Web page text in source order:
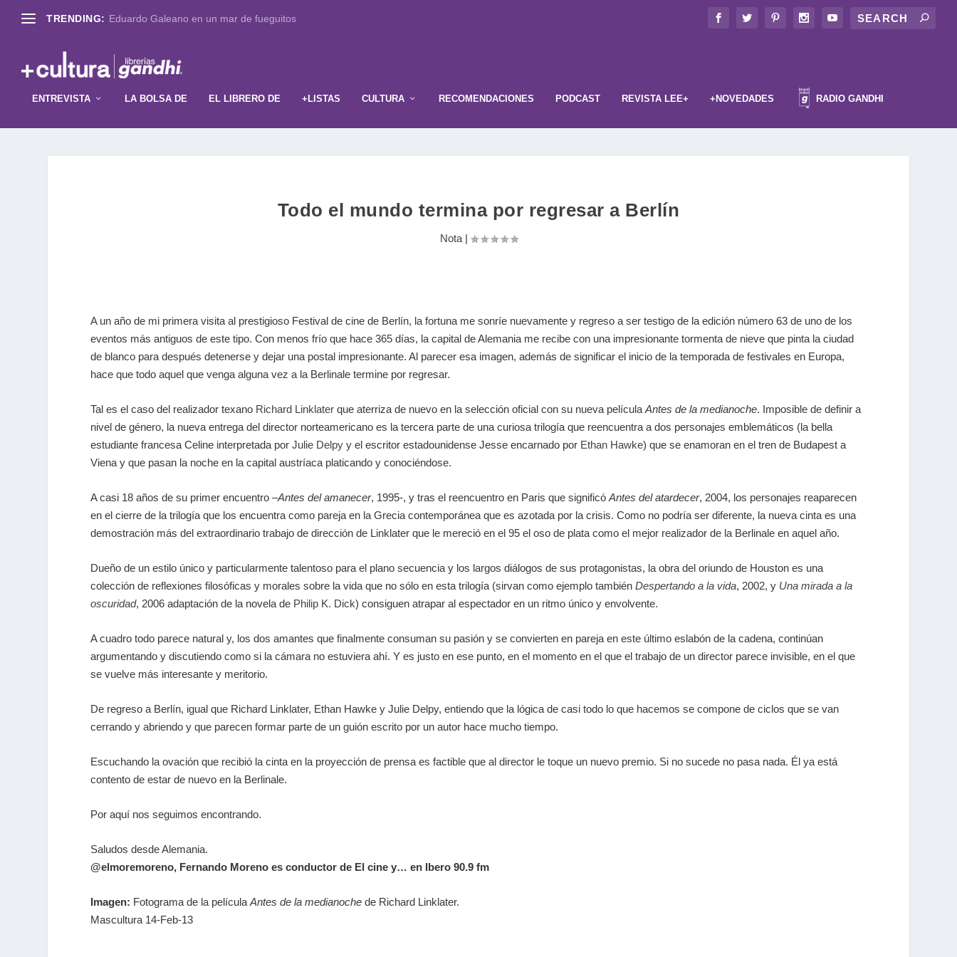
TRENDING: Eduardo Galeano en un mar de fueguitos
ENTREVISTA LA BOLSA DE EL LIBRERO DE +LISTAS CULTURA RECOMENDACIONES PODCAST REVISTA LEE+ +NOVEDADES RADIO GANDHI
Todo el mundo termina por regresar a Berlín
Nota|
A un año de mi primera visita al prestigioso Festival de cine de Berlín, la fortuna me sonríe nuevamente y regreso a ser testigo de la edición número 63 de uno de los
eventos más antiguos de este tipo. Con menos frío que hace 365 días, la capital de Alemania me recibe con una impresionante tormenta de nieve que pinta la ciudad
de blanco para después detenerse y dejar una postal impresionante. Al parecer esa imagen, además de significar el inicio de la temporada de festivales en Europa,
hace que todo aquel que venga alguna vez a la Berlinale termine por regresar.
Tal es el caso del realizador texano Richard Linklater que aterriza de nuevo en la selección oficial con su nueva películaAntes de la medianoche. Imposible de definir a
nivel de género, la nueva entrega del director norteamericano es la tercera parte de una curiosa trilogía que reencuentra a dos personajes emblemáticos (la bella
estudiante francesa Celine interpretada porJulie Delpy y el escritor estadounidense Jesse encarnado por Ethan Hawke) que se enamoran en el tren de Budapest a
Viena y que pasan la noche en la capital austríaca platicando y conociéndose.
A casi 18 años de su primer encuentro –Antes del amanecer, 1995-, y tras el reencuentro en Paris que significóAntes del atardecer, 2004, los personajes reaparecen
en el cierre de la trilogía que los encuentra como pareja en la Grecia contemporánea que es azotada por la crisis. Como no podría ser diferente, la nueva cinta es una
demostración más del extraordinario trabajo de dirección de Linklater que le mereció en el 95 el oso de plata como el mejor realizador de la Berlinale en aquel año.
Dueño de un estilo único y particularmente talentoso para el plano secuencia y los largos diálogos de sus protagonistas, la obra del oriundo de Houston es una
colección de reflexiones filosóficas y morales sobre la vida que no sólo en esta trilogía (sirvan como ejemplo tambiénDespertando a la vida, 2002, y Una mirada a la
oscuridad, 2006 adaptación de la novela de Philip K. Dick) consiguen atrapar al espectador en un ritmo único y envolvente.
A cuadro todo parece natural y, los dos amantes que finalmente consuman su pasión y se convierten en pareja en este último eslabón de la cadena, continúan
argumentando y discutiendo como si la cámara no estuviera ahí. Y es justo en ese punto, en el momento en el que el trabajo de un director parece invisible, en el que
se vuelve más interesante y meritorio.
De regreso a Berlín, igual que Richard Linklater, Ethan Hawke y Julie Delpy, entiendo que la lógica de casi todo lo que hacemos se compone de ciclos que se van
cerrando y abriendo y que parecen formar parte de un guión escrito por un autor hace mucho tiempo.
Escuchando la ovación que recibió la cinta en la proyección de prensa es factible que al director le toque un nuevo premio. Si no sucede no pasa nada. Él ya está
contento de estar de nuevo en la Berlinale.
Por aquí nos seguimos encontrando.
Saludos desde Alemania.
@elmoremoreno, Fernando Moreno es conductor de El cine y… en Ibero 90.9 fm
Imagen: Fotograma de la películaAntes de la medianoche de Richard Linklater.
Mascultura 14-Feb-13